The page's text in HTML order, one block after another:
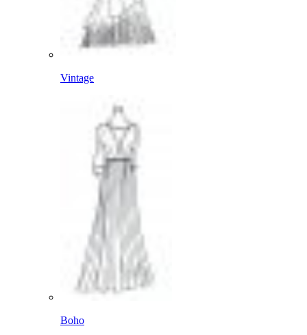
Vintage
Boho